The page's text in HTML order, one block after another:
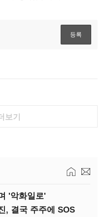
보기
'악화일로'
, 결국 주주에 SOS